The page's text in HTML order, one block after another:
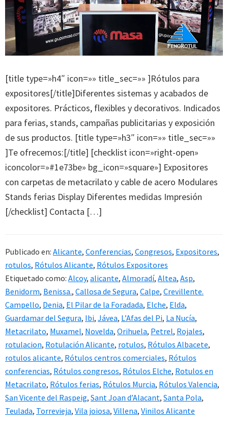
[title type=»h4″ icon=»» title_sec=»» ]Rótulos para
expositores[/title]Diferentes sistemas y acabados de
expositores. Prácticos, flexibles y decorativos. Indicados
para ferias, stands, campañas publicitarias y exposición
de sus productos. [title type=»h3″ icon=»» title_sec=»»
]Te ofrecemos:[/title] [checklist icon=»right-open»
iconcolor=»#1e73be» bg_icon=»square»] Expositores
con carpetas de metacrilato y cable de acero Modulares
Stands ferias Display Diferentes medidas Impresión
[/checklist] Contacta […]
Publicado en: Alicante, Conferencias, Congresos, Expositores,
rotulos, Rótulos Alicante, Rótulos Expositores
Etiquetado como: Alcoy, alicante, Almoradí, Altea, Asp,
Benidorm, Benissa., Callosa de Segura, Calpe, Crevillente.
Campello, Denia, El Pilar de la Foradada, Elche, Elda,
Guardamar del Segura, Ibi, Jávea, L’Afas del Pi, La Nucía,
Metacrilato, Muxamel, Novelda, Orihuela, Petrel, Rojales,
rotulacion, Rotulación Alicante, rotulos, Rótulos Albacete,
rotulos alicante, Rótulos centros comerciales, Rótulos
conferencias, Rótulos congresos, Rótulos Elche, Rotulos en
Metacrilato, Rótulos ferias, Rótulos Murcia, Rótulos Valencia,
San Vicente del Raspeig, Sant Joan d’Alacant, Santa Pola,
Teulada, Torrevieja, Vila joiosa, Villena, Vinilos Alicante